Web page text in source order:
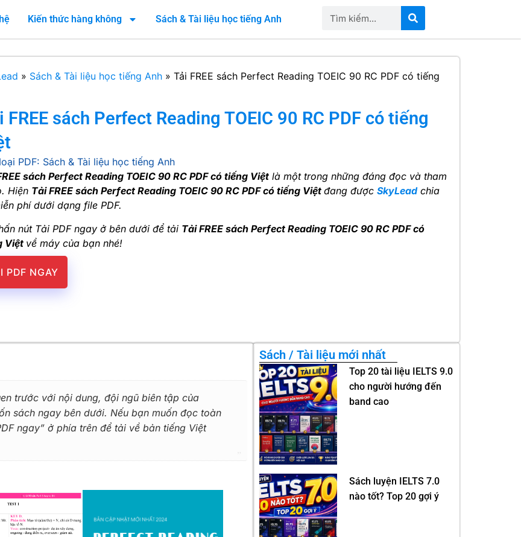
Kiến thức hàng không Sách & Tài liệu học tiếng Anh
» Sách & Tài liệu học tiếng Anh» Tải FREE sách Perfect Reading TOEIC 90 RC PDF có tiếng
FREE sách Perfect Reading TOEIC 90 RC PDF có tiếng
PDF: Sách & Tài liệu học tiếng Anh
sách Perfect Reading TOEIC 90 RC PDF có tiếng Việtlà một trong những đáng đọc và tham
Hiện Tải FREE sách Perfect Reading TOEIC 90 RC PDF có tiếng Việt đang được SkyLeadchia
phí dưới dạng file PDF.
nút Tải PDF ngay ở bên dưới để tải Tải FREE sách Perfect Reading TOEIC 90 RC PDF có
Việt về máy của bạn nhé!
PDF NGAY
trước với nội dung, đội ngũ biên tập của
sách ngay bên dưới. Nếu bạn muốn đọc toàn
ngay” ở phía trên để tải về bản tiếng Việt
Sách / Tài liệu mới nhất
Top 20 tài liệu IELTS 9.0
cho người hướng đến
band cao
Sách luyện IELTS 7.0
nào tốt? Top 20 gợi ý